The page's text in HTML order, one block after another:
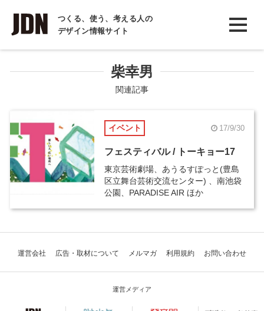
つくる、使う、考える人の
デザイン情報サイト
INTERVIEW
インタビュー
コラム
柴幸男
関連記事
イベント 17/9/30
フェスティバル / トーキョー17
東京芸術劇場、あうるすぽっと(豊島
区立舞台芸術交流センター) 、南池袋
公園、PARADISE AIR ほか
運営会社 広告・取材について メルマガ 利用規約 お問い合わせ
運営メディア